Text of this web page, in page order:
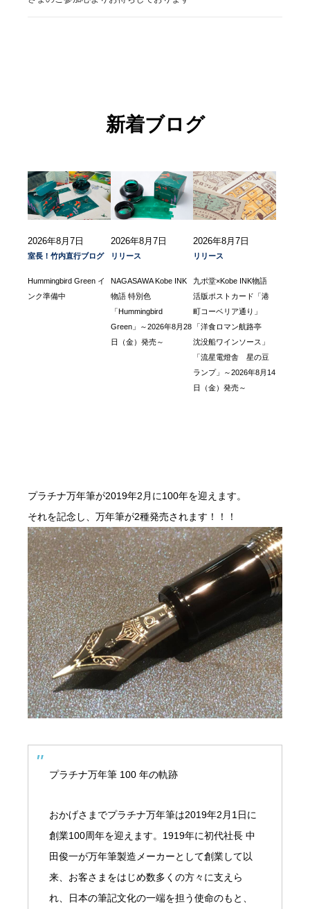
新着ブログ
2026年8月7日
室長！竹内直行ブログ
Hummingbird Green イ
ンク準備中
2026年8月7日
リリース
NAGASAWA Kobe INK
物語 特別色
「Hummingbird
Green」～2026年8月28
日（金）発売～
2026年8月7日
リリース
九ポ堂×Kobe INK物語
活版ポストカード「港
町コーベリア通り」
「洋食ロマン航路亭
沈没船ワインソース」
「流星電燈舎 星の豆
ランプ」～2026年8月14
日（金）発売～
プラチナ万年筆が2019年2月に100年を迎えます。
それを記念し、万年筆が2種発売されます！！！
プラチナ万年筆 100 年の軌跡
おかげさまでプラチナ万年筆は2019年2月1日に
創業100周年を迎えます。1919年に初代社長 中
田俊一が万年筆製造メーカーとして創業して以
来、お客さまをはじめ数多くの方々に支えら
れ、日本の筆記文化の一端を担う使命のもと、